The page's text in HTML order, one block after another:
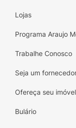
Lojas
Programa Araujo
Trabalhe Conosco
Seja um
Ofereça seu imóvel
Bulário